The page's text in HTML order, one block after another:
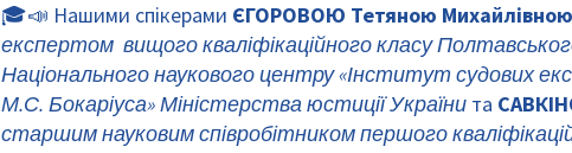
🎓📣 Нашими спікерами ЄГОРОВОЮ Тетяною
експертом вищого кваліфікаційного класу
Національного наукового центру «Інститут судових
М.С. Бокаріуса» Міністерства юстиції України та
старшим науковим співробітником першого